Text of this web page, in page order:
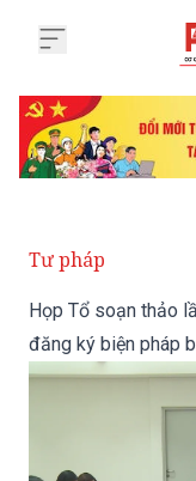
Tư pháp
Họp Tổ soạn thảo
đăng ký biện pháp